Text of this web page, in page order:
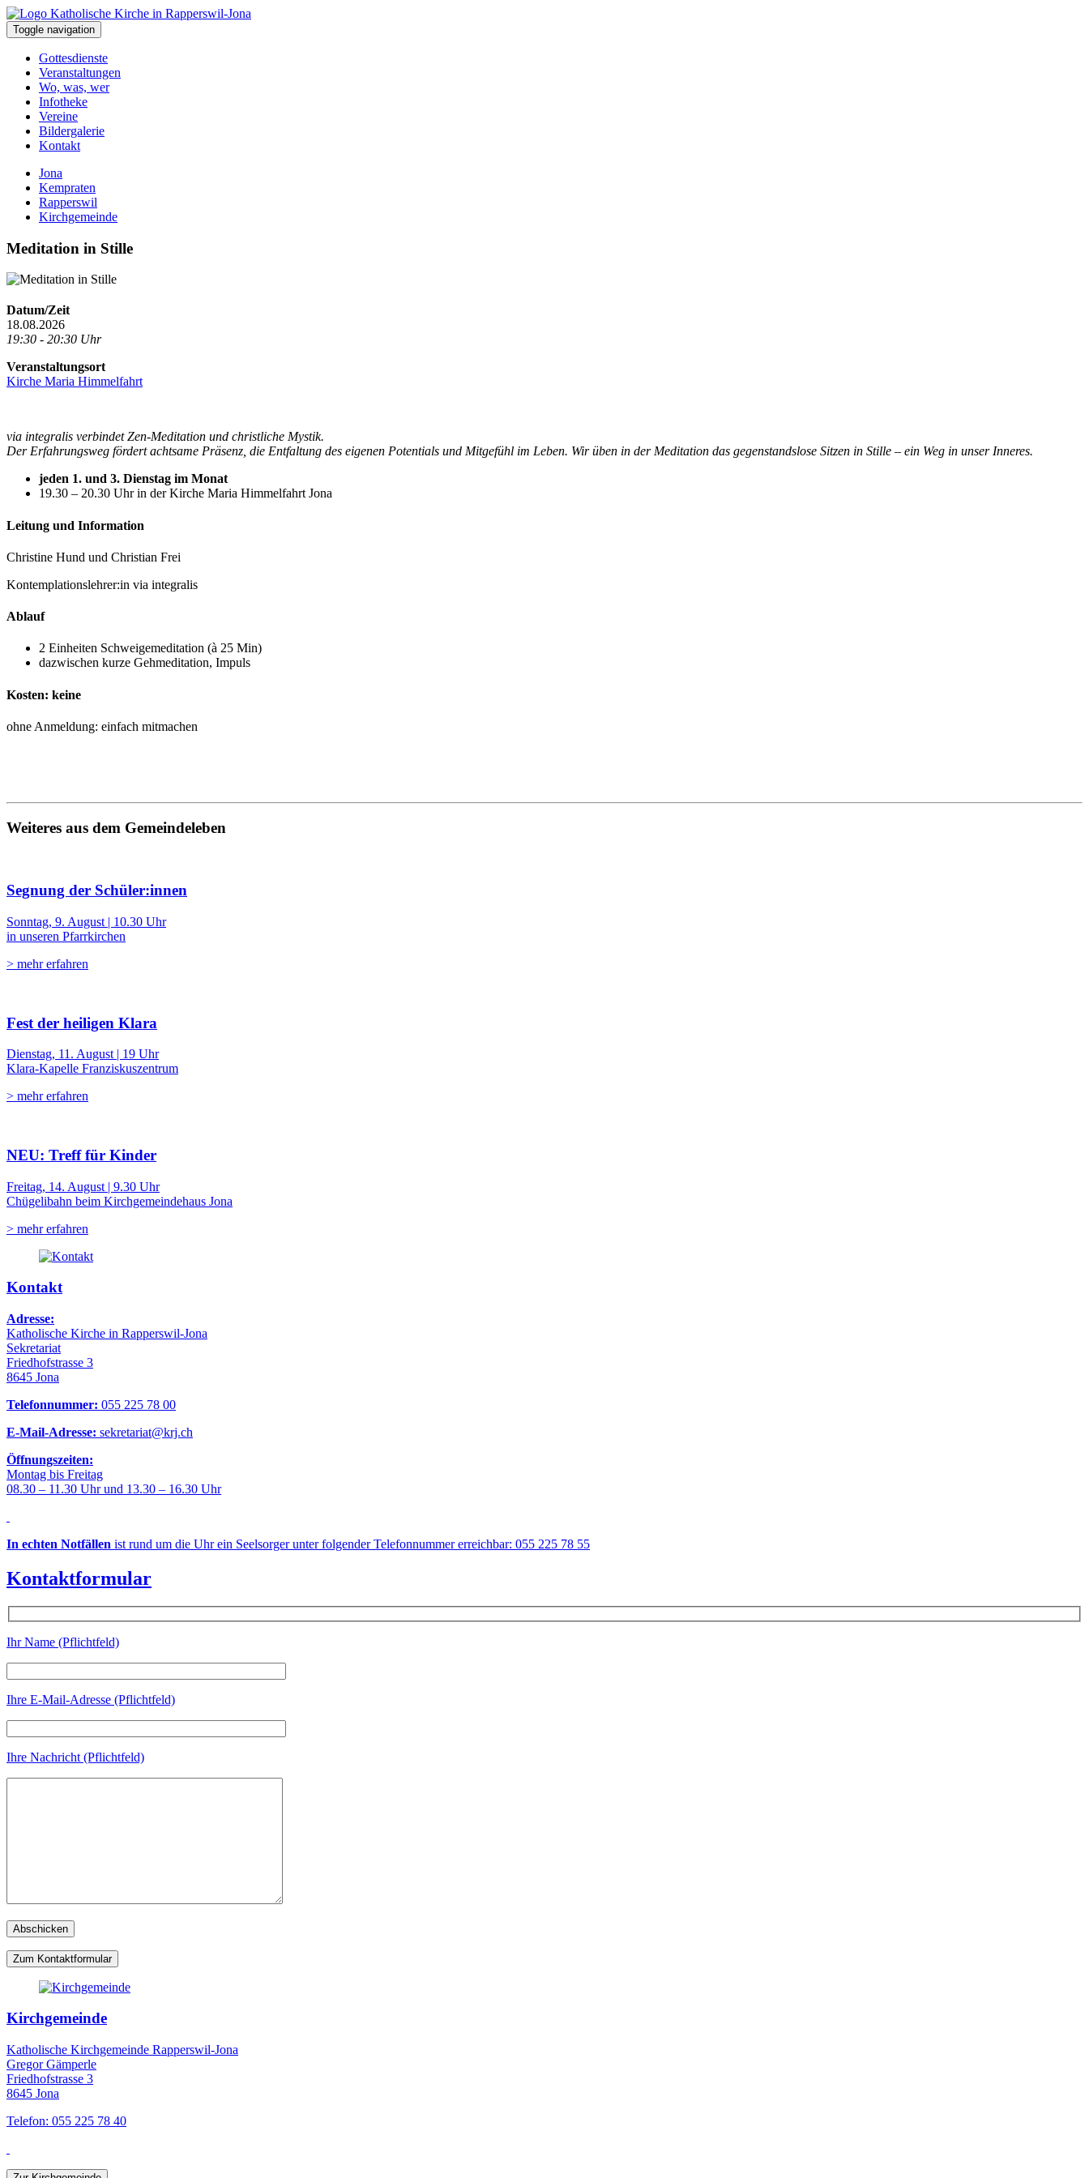
Toggle navigation
Gottesdienste
Veranstaltungen
Wo, was, wer
Infotheke
Vereine
Bildergalerie
Kontakt
Jona
Kempraten
Rapperswil
Kirchgemeinde
Meditation in Stille
Datum/Zeit
18.08.2026
19:30 - 20:30 Uhr
Veranstaltungsort
Kirche Maria Himmelfahrt
via integralis verbindet Zen-Meditation und christliche Mystik.
Der Erfahrungsweg fördert achtsame Präsenz, die Entfaltung des eigenen Potentials und Mitgefühl im Leben. Wir üben in der Meditation das gegenstandslose Sitzen in Stille – ein Weg in unser Inneres.
jeden 1. und 3. Dienstag im Monat
19.30 – 20.30 Uhr in der Kirche Maria Himmelfahrt Jona
Leitung und Information
Christine Hund und Christian Frei
Kontemplationslehrer:in via integralis
Ablauf
2 Einheiten Schweigemeditation (à 25 Min)
dazwischen kurze Gehmeditation, Impuls
Kosten: keine
ohne Anmeldung: einfach mitmachen
Weiteres aus dem Gemeindeleben
Segnung der Schüler:innen
Sonntag, 9. August | 10.30 Uhr
in unseren Pfarrkirchen
> mehr erfahren
Fest der heiligen Klara
Dienstag, 11. August | 19 Uhr
Klara-Kapelle Franziskuszentrum
> mehr erfahren
NEU: Treff für Kinder
Freitag, 14. August | 9.30 Uhr
Chügelibahn beim Kirchgemeindehaus Jona
> mehr erfahren
Kontakt
Adresse:
Katholische Kirche in Rapperswil-Jona
Sekretariat
Friedhofstrasse 3
8645 Jona
Telefonnummer: 055 225 78 00
E-Mail-Adresse: sekretariat@krj.ch
Öffnungszeiten:
Montag bis Freitag
08.30 – 11.30 Uhr und 13.30 – 16.30 Uhr
In echten Notfällen ist rund um die Uhr ein Seelsorger unter folgender Telefonnummer erreichbar: 055 225 78 55
Kontaktformular
Ihr Name (Pflichtfeld)
Ihre E-Mail-Adresse (Pflichtfeld)
Ihre Nachricht (Pflichtfeld)
Zum Kontaktformular
Kirchgemeinde
Katholische Kirchgemeinde Rapperswil-Jona
Gregor Gämperle
Friedhofstrasse 3
8645 Jona
Telefon: 055 225 78 40